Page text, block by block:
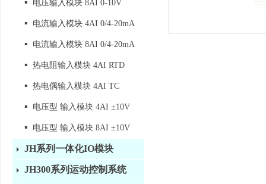
▪ 电压输入模块 8AI 0-10V
▪ 电流输入模块 4AI 0/4-20mA
▪ 电流输入模块 8AI 0/4-20mA
▪ 热电阻输入模块 4AI RTD
▪ 热电偶输入模块 4AI TC
▪ 电压型 输入模块 4AI ±10V
▪ 电压型 输入模块 8AI ±10V
JH系列一体化IO模块
JH300系列运动控制系统